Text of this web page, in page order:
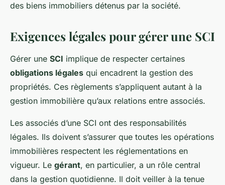
des biens immobiliers détenus par la société.
Exigences légales pour gérer une SCI
Gérer une SCI implique de respecter certaines
obligations légales qui encadrent la gestion des
propriétés. Ces règlements s’appliquent autant à la
gestion immobilière qu’aux relations entre associés.
Les associés d’une SCI ont des responsabilités
légales. Ils doivent s’assurer que toutes les opérations
immobilières respectent les réglementations en
vigueur. Le gérant, en particulier, a un rôle central
dans la gestion quotidienne. Il doit veiller à la tenue